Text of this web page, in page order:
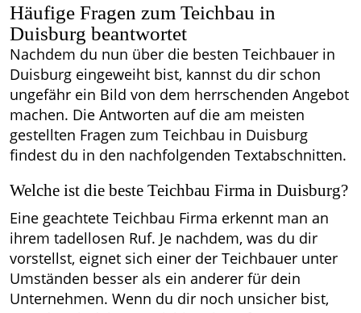
Häufige Fragen zum Teichbau in
Duisburg beantwortet
Nachdem du nun über die besten Teichbauer in
Duisburg eingeweiht bist, kannst du dir schon
ungefähr ein Bild von dem herrschenden Angebot
machen. Die Antworten auf die am meisten
gestellten Fragen zum Teichbau in Duisburg
findest du in den nachfolgenden Textabschnitten.
Welche ist die beste Teichbau Firma in Duisburg?
Eine geachtete Teichbau Firma erkennt man an
ihrem tadellosen Ruf. Je nachdem, was du dir
vorstellst, eignet sich einer der Teichbauer unter
Umständen besser als ein anderer für dein
Unternehmen. Wenn du dir noch unsicher bist,